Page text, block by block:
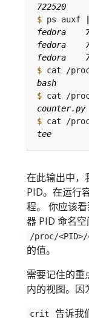
$ ps auxf
$
$
$
在此输出中，
PID。在运行
程。 你应该
器 PID 命名
/proc/<PID>/
的值。
需要记住的重
内的视图。因
crit 告诉我